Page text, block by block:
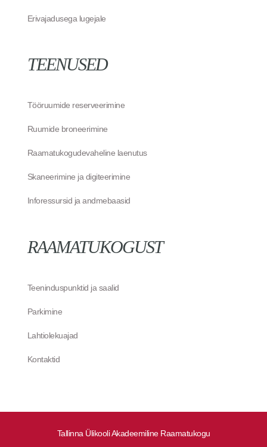
Tallinna Ülikooli Akadeemiline Raamatukogu
Erivajadusega lugejale
TEENUSED
Tööruumide reserveerimine
Ruumide broneerimine
Raamatukogudevaheline laenutus
Skaneerimine ja digiteerimine
Inforessursid ja andmebaasid
RAAMATUKOGUST
Teeninduspunktid ja saalid
Parkimine
Lahtiolekuajad
Kontaktid